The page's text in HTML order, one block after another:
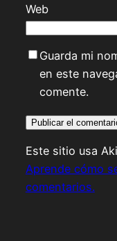
Web
Guarda mi
en este
comente.
Este sitio usa
Aprende cómo
comentarios.